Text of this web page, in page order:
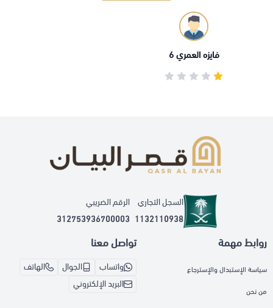
فايزه العمري 6
السجل التجاري
1132110938
الرقم الضريبي
312753936700003
روابط مهمة
سياسة الإستبدال والإسترجاع
من نحن
تواصل معنا
واتساب الجوال
الهاتف
البريد الإلكتروني